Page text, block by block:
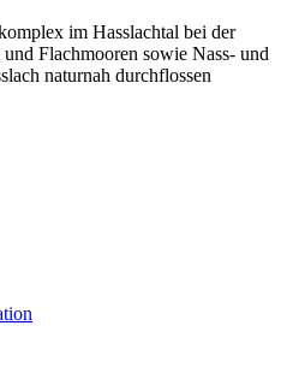
im Hasslachtal bei der
Flachmooren sowie Nass- und
naturnah durchflossen